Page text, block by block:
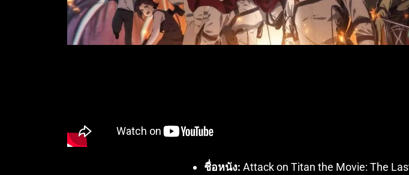
ชื่อหนัง: Attack on Titan the Movie: The